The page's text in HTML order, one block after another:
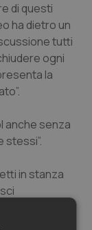
di questi
ha dietro un
tutti
ogni
la
anche senza
stessi”.
in stanza